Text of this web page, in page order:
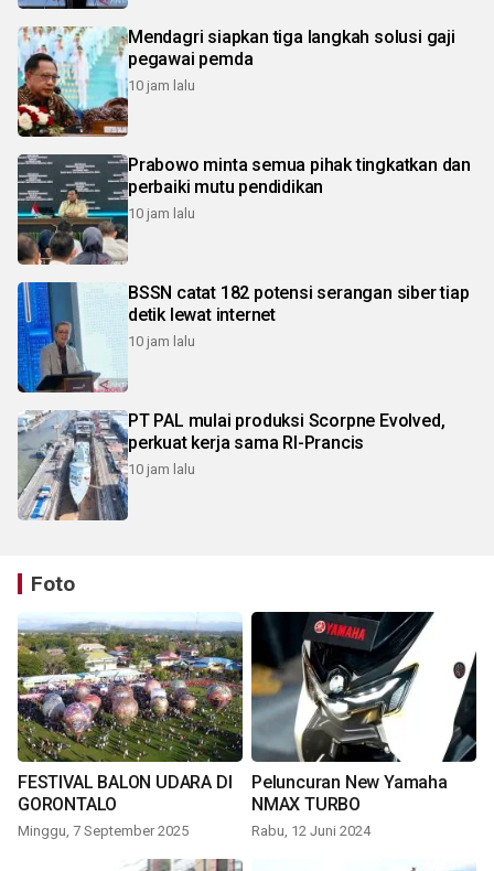
Mendagri siapkan tiga langkah solusi gaji
pegawai pemda
10 jam lalu
Prabowo minta semua pihak tingkatkan dan
perbaiki mutu pendidikan
10 jam lalu
BSSN catat 182 potensi serangan siber tiap
detik lewat internet
10 jam lalu
PT PAL mulai produksi Scorpne Evolved,
perkuat kerja sama RI-Prancis
10 jam lalu
Foto
FESTIVAL BALON UDARA DI
GORONTALO
Minggu, 7 September 2025
Peluncuran New Yamaha
NMAX TURBO
Rabu, 12 Juni 2024